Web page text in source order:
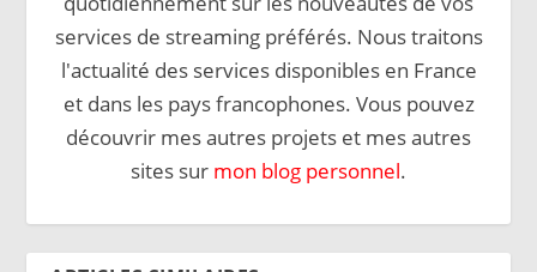
services de streaming préférés. Nous traitons
l'actualité des services disponibles en France
et dans les pays francophones. Vous pouvez
découvrir mes autres projets et mes autres
sites sur mon blog personnel.